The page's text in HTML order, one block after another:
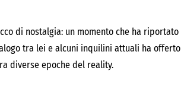
di nostalgia: un momento che ha riportato
tra lei e alcuni inquilini attuali ha offerto
diverse epoche del reality.